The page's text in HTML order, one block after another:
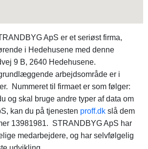
ApS er et seriøst firma,
i Hedehusene med denne
9 B, 2640 Hedehusene.
arbejdsområde er i
Nummeret til firmaet er som følger:
og skal bruge andre typer af data om
kan du på tjenesten proff.dk slå dem
13981981. STRANDBYG ApS har
medarbejdere, og har selvfølgelig